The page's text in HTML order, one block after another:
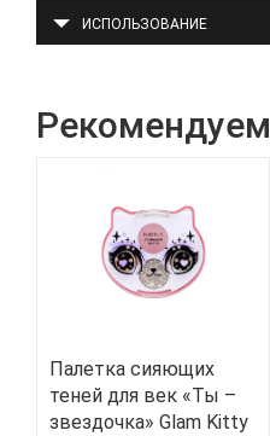
ИСПОЛЬЗОВАНИЕ
Рекомендуем
Палетка сияющих
теней для век «Ты –
звездочка» Glam Kitty